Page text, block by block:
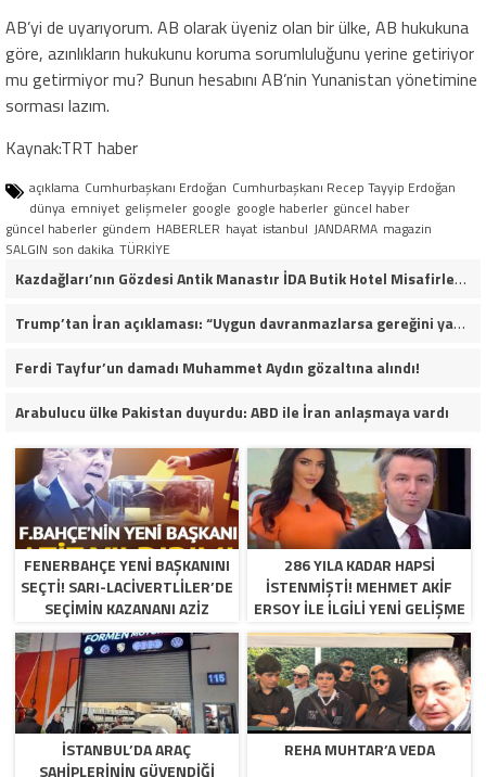
AB’yi de uyarıyorum. AB olarak üyeniz olan bir ülke, AB hukukuna
göre, azınlıkların hukukunu koruma sorumluluğunu yerine getiriyor
mu getirmiyor mu? Bunun hesabını AB’nin Yunanistan yönetimine
sorması lazım.
Kaynak:TRT haber
açıklama Cumhurbaşkanı Erdoğan Cumhurbaşkanı Recep Tayyip Erdoğan
dünya emniyet gelişmeler google google haberler güncel haber
güncel haberler gündem HABERLER hayat istanbul JANDARMA magazin
SALGIN son dakika TÜRKİYE
Kazdağları’nın Gözdesi Antik Manastır İDA Butik Hotel Misafirlerinden Tam Not Alıyor
Trump’tan İran açıklaması: “Uygun davranmazlarsa gereğini yaparım”
Ferdi Tayfur’un damadı Muhammet Aydın gözaltına alındı!
Arabulucu ülke Pakistan duyurdu: ABD ile İran anlaşmaya vardı
FENERBAHÇE YENI BAŞKANINI
SEÇTI! SARI-LACIVERTLILER’DE
SEÇIMIN KAZANANI AZIZ
YILDIRIM OLDU
286 YILA KADAR HAPSI
ISTENMIŞTI! MEHMET AKIF
ERSOY ILE ILGILI YENI GELIŞME
İSTANBUL’DA ARAÇ
SAHIPLERININ GÜVENDIĞI
REHA MUHTAR’A VEDA